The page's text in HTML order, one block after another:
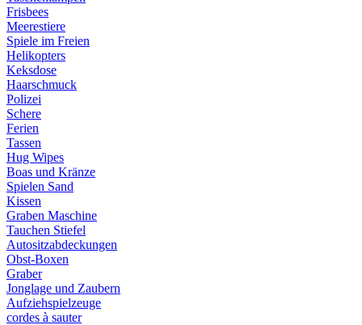
Frisbees
Meerestiere
Spiele im Freien
Helikopters
Keksdose
Haarschmuck
Polizei
Schere
Ferien
Tassen
Hug Wipes
Boas und Kränze
Spielen Sand
Kissen
Graben Maschine
Tauchen Stiefel
Autositzabdeckungen
Obst-Boxen
Graber
Jonglage und Zaubern
Aufziehspielzeuge
cordes à sauter